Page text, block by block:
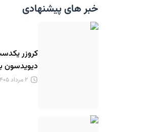
خبر های پیشنهادی
کروزر
دیویدسون
۲ مرداد ۱۴۰۵